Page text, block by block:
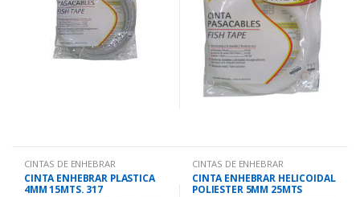
CINTAS DE ENHEBRAR
CINTA ENHEBRAR PLASTICA
4MM 15MTS. 317
CINTAS DE ENHEBRAR
CINTA ENHEBRAR HELICOIDAL
POLIESTER 5MM 25MTS